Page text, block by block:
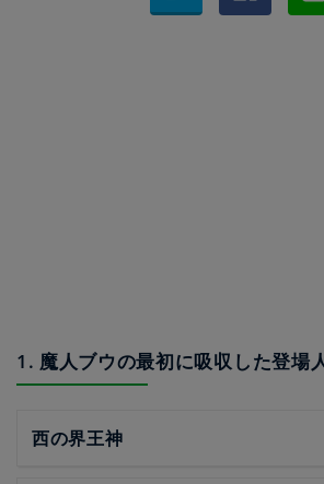
1. 魔人ブウの最初に吸収した登場
西の界王神